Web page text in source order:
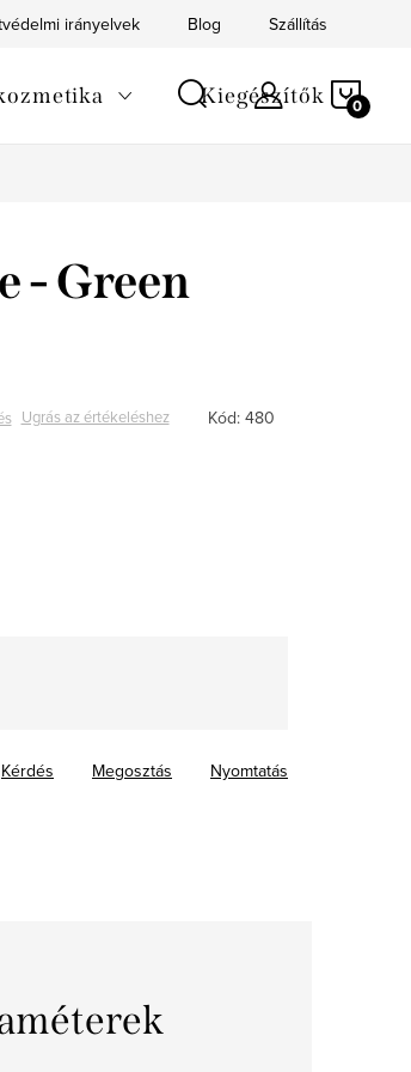
irányelvek Blog Szállítás
Kiegészítők
- Green
Ugrás az értékeléshez Kód: 480
Nyomtatás
Kérdés Megosztás